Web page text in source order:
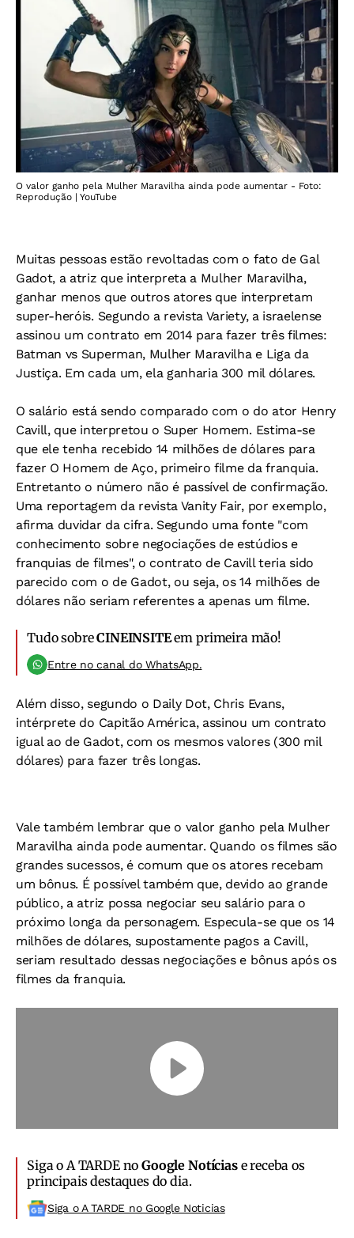
O valor ganho pela Mulher Maravilha ainda pode aumentar - Foto:
Reprodução | YouTube
Muitas pessoas estão revoltadas com o fato de Gal
Gadot, a atriz que interpreta a Mulher Maravilha,
ganhar menos que outros atores que interpretam
super-heróis. Segundo a revista Variety, a israelense
assinou um contrato em 2014 para fazer três filmes:
Batman vs Superman, Mulher Maravilha e Liga da
Justiça. Em cada um, ela ganharia 300 mil dólares.
O salário está sendo comparado com o do ator Henry
Cavill, que interpretou o Super Homem. Estima-se
que ele tenha recebido 14 milhões de dólares para
fazer O Homem de Aço, primeiro filme da franquia.
Entretanto o número não é passível de confirmação.
Uma reportagem da revista Vanity Fair, por exemplo,
afirma duvidar da cifra. Segundo uma fonte "com
conhecimento sobre negociações de estúdios e
franquias de filmes", o contrato de Cavill teria sido
parecido com o de Gadot, ou seja, os 14 milhões de
dólares não seriam referentes a apenas um filme.
Tudo sobreCINEINSITEem primeira mão!
Entre no canal do WhatsApp.
Além disso, segundo o Daily Dot, Chris Evans,
intérprete do Capitão América, assinou um contrato
igual ao de Gadot, com os mesmos valores (300 mil
dólares) para fazer três longas.
Vale também lembrar que o valor ganho pela Mulher
Maravilha ainda pode aumentar. Quando os filmes são
grandes sucessos, é comum que os atores recebam
um bônus. É possível também que, devido ao grande
público, a atriz possa negociar seu salário para o
próximo longa da personagem. Especula-se que os 14
milhões de dólares, supostamente pagos a Cavill,
seriam resultado dessas negociações e bônus após os
filmes da franquia.
Siga o A TARDE noGoogle Notíciase receba os
principais destaques do dia.
Siga o A TARDE no Google Noticias